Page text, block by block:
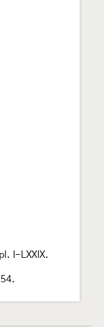
I-LXXIX.